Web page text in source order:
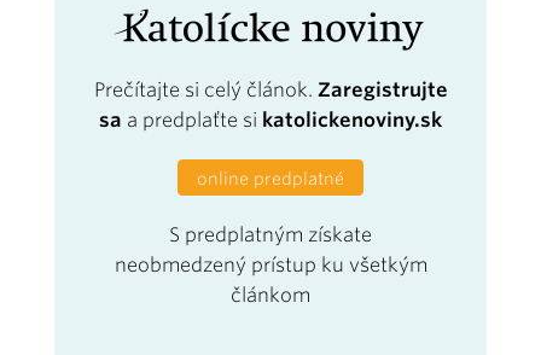
Prečítajte si celý článok. Zaregistrujte
sa a predplaťte si katolickenoviny.sk
online predplatné
S predplatným získate
neobmedzený prístup ku všetkým
článkom